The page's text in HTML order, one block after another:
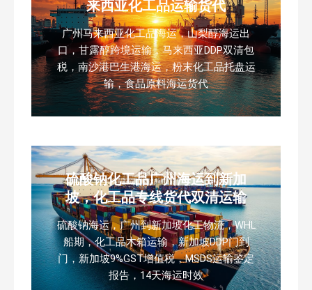
来西亚化工品运输货代
广州马来西亚化工品海运，山梨醇海运出
口，甘露醇跨境运输，马来西亚DDP双清包
税，南沙港巴生港海运，粉末化工品托盘运
输，食品原料海运货代
硫酸钠化工品广州海运到新加
坡，化工品专线货代双清运输
硫酸钠海运，广州到新加坡化工物流，WHL
船期，化工品木箱运输，新加坡DDP门到
门，新加坡9%GST增值税，MSDS运输鉴定
报告，14天海运时效